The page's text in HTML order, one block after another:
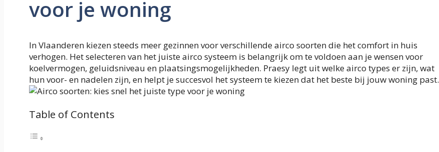
voor je woning
In Vlaanderen kiezen steeds meer gezinnen voor verschillende airco soorten die het comfort in huis
verhogen. Het selecteren van het juiste airco systeem is belangrijk om te voldoen aan je wensen voor
koelvermogen, geluidsniveau en plaatsingsmogelijkheden. Praesy legt uit welke airco types er zijn, wat
hun voor- en nadelen zijn, en helpt je succesvol het systeem te kiezen dat het beste bij jouw woning past.
Table of Contents